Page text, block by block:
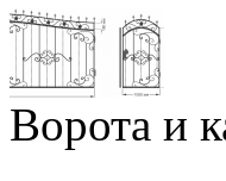
Ворота и